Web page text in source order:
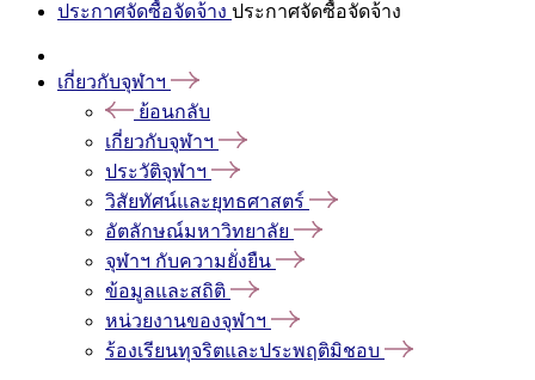
ประกาศจัดซื้อจัดจ้าง ประกาศจัดซื้อจัดจ้าง
เกี่ยวกับจุฬาฯ
ย้อนกลับ
เกี่ยวกับจุฬาฯ
ประวัติจุฬาฯ
วิสัยทัศน์และยุทธศาสตร์
อัตลักษณ์มหาวิทยาลัย
จุฬาฯ กับความยั่งยืน
ข้อมูลและสถิติ
หน่วยงานของจุฬาฯ
ร้องเรียนทุจริตและประพฤติมิชอบ